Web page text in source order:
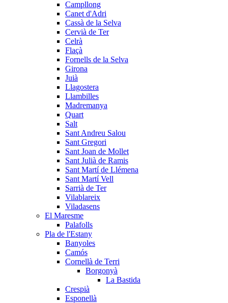
Campllong
Canet d'Adri
Cassà de la Selva
Cervià de Ter
Celrà
Flaçà
Fornells de la Selva
Girona
Juià
Llagostera
Llambilles
Madremanya
Quart
Salt
Sant Andreu Salou
Sant Gregori
Sant Joan de Mollet
Sant Julià de Ramis
Sant Martí de Llémena
Sant Martí Vell
Sarrià de Ter
Vilablareix
Viladasens
El Maresme
Palafolls
Pla de l'Estany
Banyoles
Camós
Cornellà de Terri
Borgonyà
La Bastida
Crespià
Esponellà